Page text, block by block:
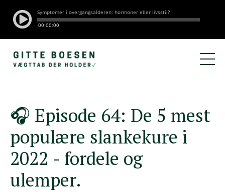
🎧 Episode 64: De 5 mest
populære slankekure i
2022 - fordele og
ulemper.